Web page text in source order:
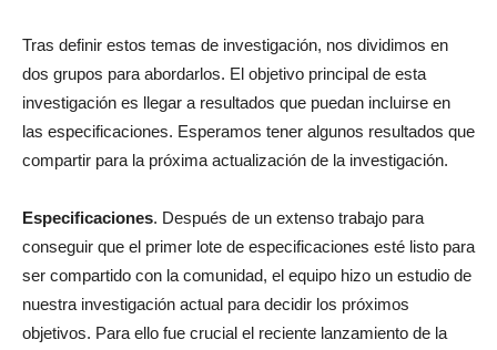
Tras definir estos temas de investigación, nos dividimos en
dos grupos para abordarlos. El objetivo principal de esta
investigación es llegar a resultados que puedan incluirse en
las especificaciones. Esperamos tener algunos resultados que
compartir para la próxima actualización de la investigación.
Especificaciones. Después de un extenso trabajo para
conseguir que el primer lote de especificaciones esté listo para
ser compartido con la comunidad, el equipo hizo un estudio de
nuestra investigación actual para decidir los próximos
objetivos. Para ello fue crucial el reciente lanzamiento de la